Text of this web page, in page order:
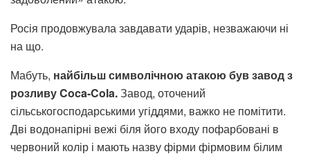
Росія продовжувала завдавати ударів, незважаючи ні
на що.
Мабуть, найбільш символічною атакою був завод з
розливу Coca-Cola.Завод, оточений
сільськогосподарськими угіддями, важко не помітити.
Дві водонапірні вежі біля його входу пофарбовані в
червоний колір і мають назву фірми фірмовим білим